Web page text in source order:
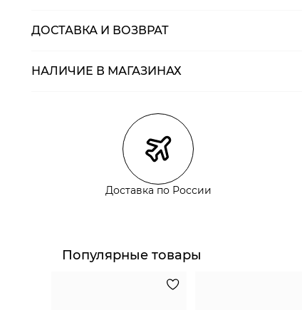
ДОСТАВКА И ВОЗВРАТ
Курьерская доставка СДЭК
Самовывоз из пункта выдачи СДЭК
Самовывоз из наших магазинов
НАЛИЧИЕ В МАГАЗИНАХ
Доставка по России
Популярные товары